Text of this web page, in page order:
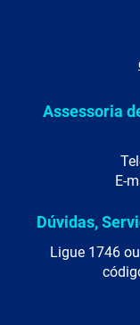
Assessoria
E-
Dúvidas,
Ligue 1746